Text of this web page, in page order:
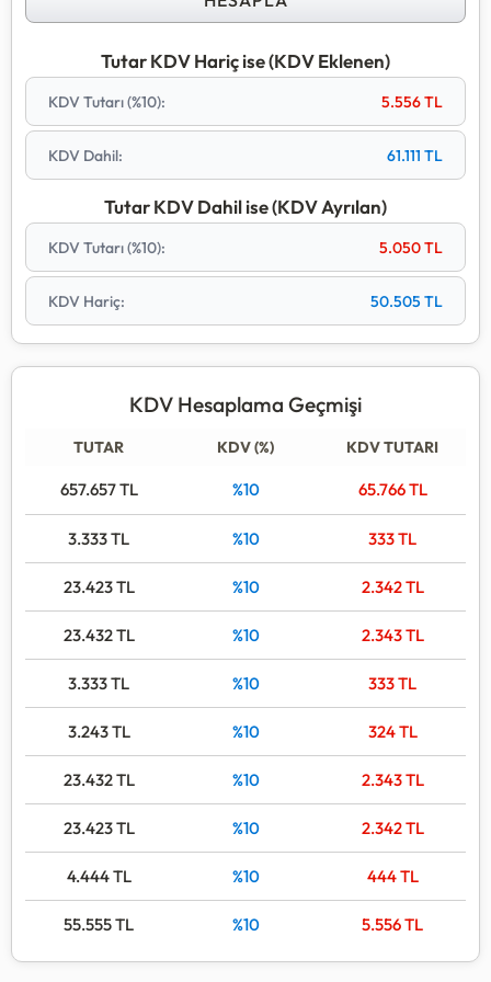
işlemidir.
Hızlı seçim butonlarını kullanarak en yaygın KDV oranları
ile anında sonuç alabilir, geçmiş hesaplamalarınızı
tablodan takip edebilirsiniz.
Tutar KDV Hariç ise (KDV Eklenen)
KDV Tutarı (%10): 5.556TL
KDV Dahil: 61.111 TL
Tutar KDV Dahil ise (KDV Ayrılan)
KDV Tutarı (%10): 5.050TL
KDV Hariç: 50.505 TL
KDV Hesaplama Geçmişi
TUTAR KDV (%) KDV TUTARI
657.657TL %10 65.766TL
3.333TL %10 333TL
23.423TL %10 2.342TL
23.432TL %10 2.343TL
3.333TL %10 333TL
3.243TL %10 324TL
23.432TL %10 2.343TL
23.423TL %10 2.342TL
4.444TL %10 444TL
55.555TL %10 5.556TL